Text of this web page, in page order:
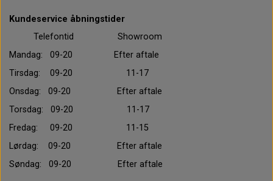
Kundeservice åbningstider
Telefontid Showroom
Mandag: 09-20 Efter aftale
Tirsdag: 09-20 11-17
Onsdag: 09-20 Efter aftale
Torsdag: 09-20 11-17
Fredag: 09-20 11-15
Lørdag: 09-20 Efter aftale
Søndag: 09-20 Efter aftale